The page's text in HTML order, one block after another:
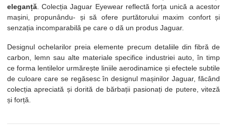
eleganță. Colecția Jaguar Eyewear reflectă forța unică a acestor
mașini, propunându- și să ofere purtătorului maxim confort și
senzația incomparabilă pe care o dă un produs Jaguar.
Designul ochelarilor preia elemente precum detaliile din fibră de
carbon, lemn sau alte materiale specifice industriei auto, în timp
ce forma lentilelor urmărește liniile aerodinamice și efectele subtile
de culoare care se regăsesc în designul mașinilor Jaguar, făcând
colecția apreciată și dorită de bărbații pasionați de putere, viteză
și forță.